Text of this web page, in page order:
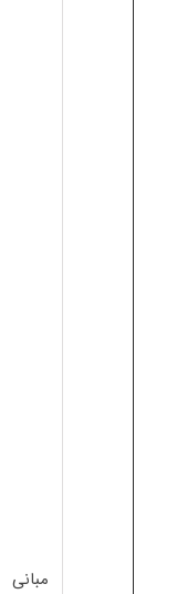
مبانی